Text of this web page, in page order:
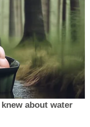
about water